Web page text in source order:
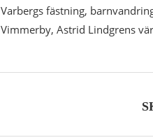
Varbergs fästning,
Vimmerby, Astrid Lindgrens